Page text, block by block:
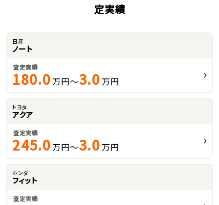
定実績
日産
ノート
査定実績
180.0 万円～3.0 万円
トヨタ
アクア
査定実績
245.0 万円～3.0 万円
ホンダ
フィット
査定実績